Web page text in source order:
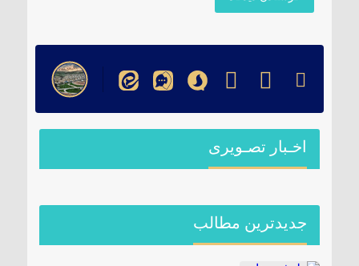
اخـبار تصـویری
جدیدترین مطالب